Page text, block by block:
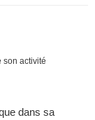
son activité
dans sa